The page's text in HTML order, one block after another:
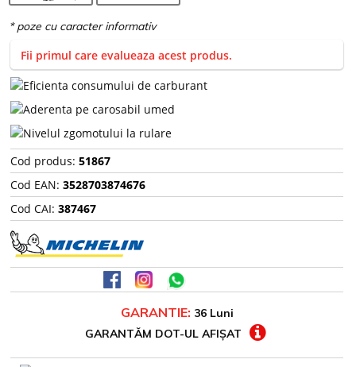
Fii primul care evalueaza acest produs.
Cod produs: 51867
Cod EAN: 3528703874676
Cod CAI: 387467
GARANTIE: 36 Luni
GARANTĂM DOT-UL AFIȘAT